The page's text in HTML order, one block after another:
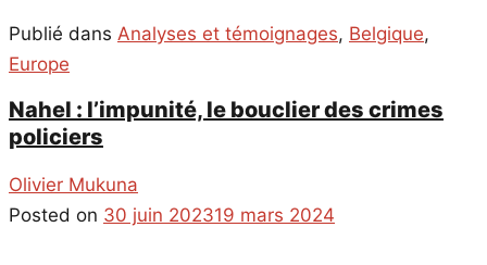
Publié dans Analyses et témoignages, Belgique,
Europe
Nahel : l’impunité, le bouclier des crimes
policiers
Olivier Mukuna
Posted on 30 juin 202319 mars 2024